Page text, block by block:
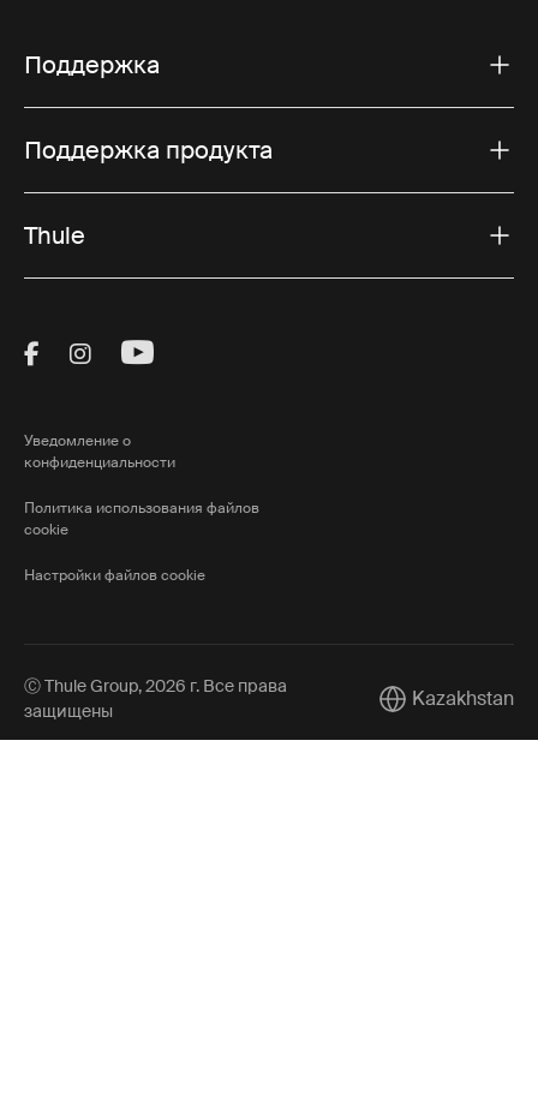
Поддержка
Поддержка продукта
Thule
Visit Thule on Facebook (external link)
Visit Thule on Instagram (external link)
Visit Thule on Youtube (external
Уведомление о
конфиденциальности
Политика использования файлов
cookie
Настройки файлов cookie
Ⓒ Thule Group, 2026 г. Все права
защищены
Current market/
Kazakhstan